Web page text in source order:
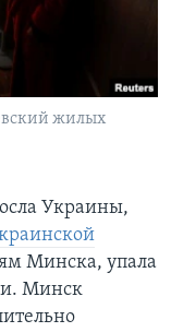
жилых
Украины,
Минска, упала
Минск